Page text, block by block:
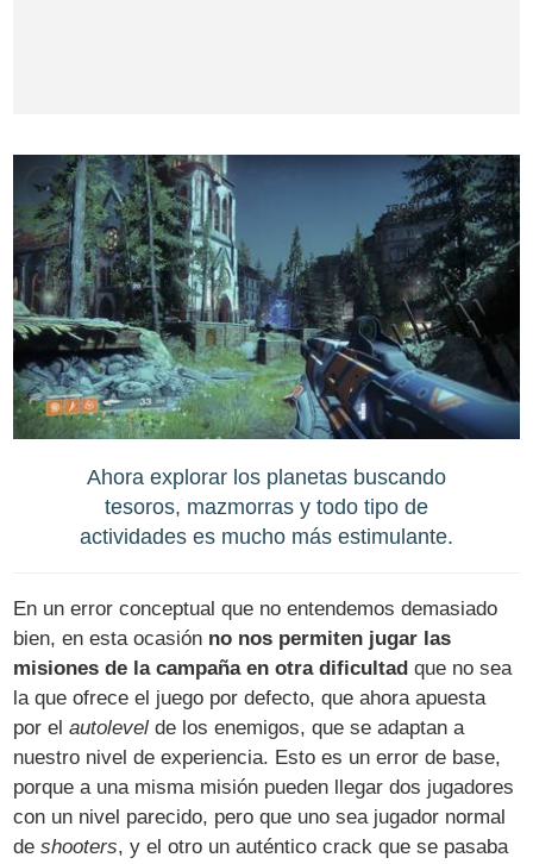
Ahora explorar los planetas buscando
tesoros, mazmorras y todo tipo de
actividades es mucho más estimulante.
En un error conceptual que no entendemos demasiado
bien, en esta ocasión no nos permiten jugar las
misiones de la campaña en otra dificultad que no sea
la que ofrece el juego por defecto, que ahora apuesta
por elautolevel de los enemigos, que se adaptan a
nuestro nivel de experiencia. Esto es un error de base,
porque a una misma misión pueden llegar dos jugadores
con un nivel parecido, pero que uno sea jugador normal
deshooters, y el otro un auténtico crack que se pasaba